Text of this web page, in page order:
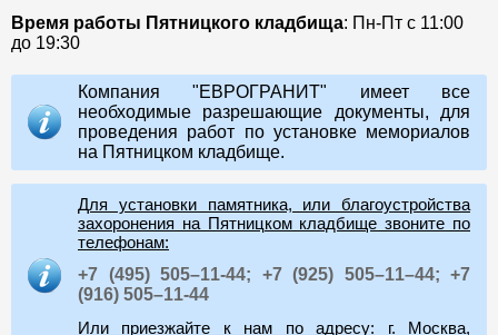
Время работы Пятницкого кладбища: Пн-Пт с 11:00
до 19:30
Компания "ЕВРОГРАНИТ" имеет все
необходимые разрешающие документы, для
проведения работ по установке мемориалов
на Пятницком кладбище.
Для установки памятника, или благоустройства
захоронения на Пятницком кладбище звоните по
телефонам:
+7 (495) 505–11-44;
+7 (925) 505–11–44; +7
(916) 505–11-44
Или приезжайте к нам по адресу: г. Москва,